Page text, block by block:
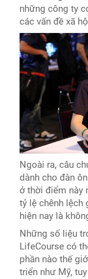
những công ty
các vấn đề xã
Ngoài ra, câu
dành cho đàn
ở thời điểm này
tỷ lệ chênh lệch
hiện nay là
Những số liệu
LifeCourse có
phần nào thế
triển như Mỹ,